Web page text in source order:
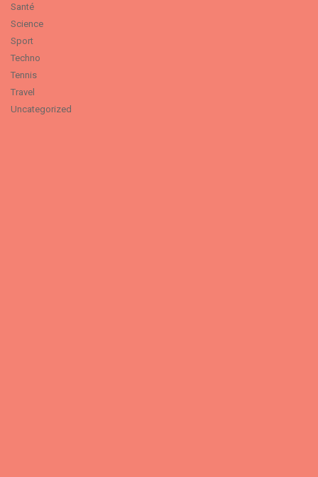
Santé
Science
Sport
Techno
Tennis
Travel
Uncategorized